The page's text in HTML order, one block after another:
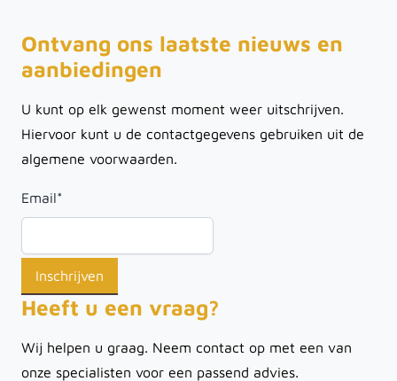
Ontvang ons laatste nieuws en
aanbiedingen
U kunt op elk gewenst moment weer uitschrijven.
Hiervoor kunt u de contactgegevens gebruiken uit de
algemene voorwaarden.
Email*
Heeft u een vraag?
Wij helpen u graag. Neem contact op met een van
onze specialisten voor een passend advies.